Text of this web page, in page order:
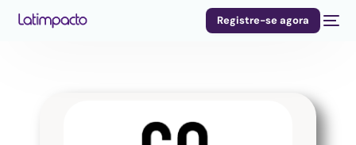
Registre-se agora